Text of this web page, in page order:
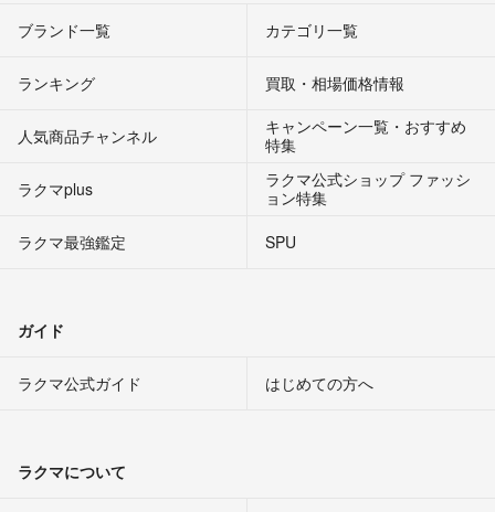
ブランド一覧 カテゴリ一覧
ランキング 買取・相場価格情報
人気商品チャンネル
キャンペーン一覧・おすすめ
特集
ラクマplus
ラクマ公式ショップ ファッシ
ョン特集
ラクマ最強鑑定
SPU
ガイド
ラクマ公式ガイド はじめての方へ
ラクマについて